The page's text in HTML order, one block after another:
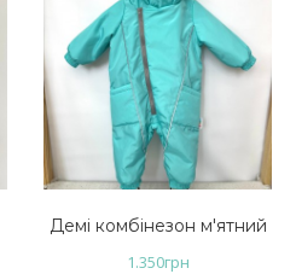
Демі комбінезон м'ятний
1.350грн